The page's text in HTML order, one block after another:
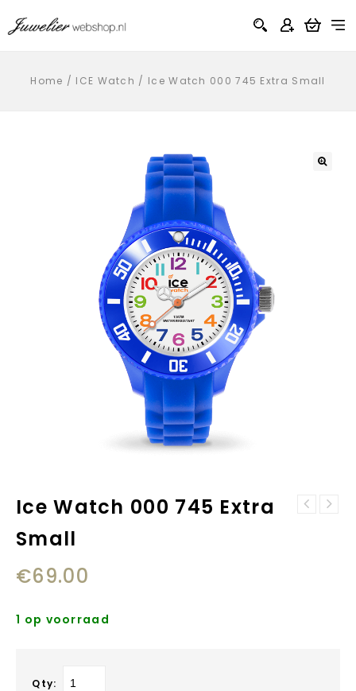
Home / ICE Watch / Ice Watch 000 745 Extra Small
Ice Watch 000 745 Extra
Small
€69.00
1 op voorraad
Qty: